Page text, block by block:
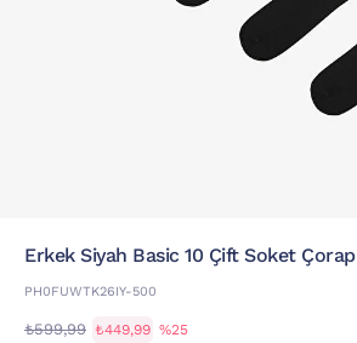
Erkek Siyah Basic 10 Çift Soket Çorap
PH0FUWTK26IY-500
₺599,99 ₺449,99 %25